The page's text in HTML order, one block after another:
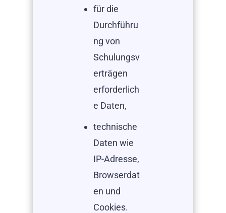
für die
Durchführu
ng von
Schulungsv
erträgen
erforderlich
e Daten,
technische
Daten wie
IP-Adresse,
Browserdat
en und
Cookies.